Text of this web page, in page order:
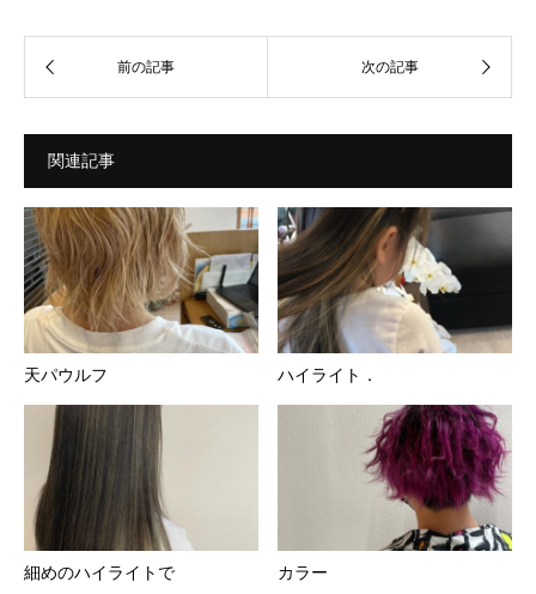
関連記事
天パウルフ ハイライト．
細めのハイライトで カラー